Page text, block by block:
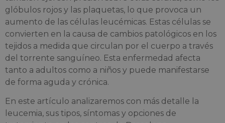
glóbulos rojos y las plaquetas, lo que provoca un
aumento de las células leucémicas. Estas células se
convierten en la causa de cambios patológicos en los
tejidos a medida que circulan por el cuerpo a través
del torrente sanguíneo. Esta enfermedad afecta
tanto a adultos como a niños y puede manifestarse
de forma aguda y crónica.
En este artículo analizaremos con más detalle la
leucemia, sus tipos, síntomas y opciones de